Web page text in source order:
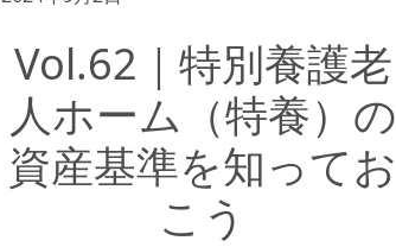
Vol.62｜特別養護老
人ホーム（特養）の
資産基準を知ってお
こう